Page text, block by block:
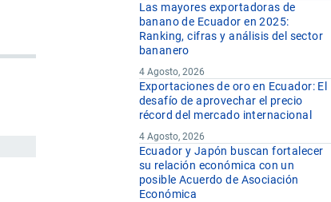
Las mayores exportadoras de
banano de Ecuador en 2025:
Ranking, cifras y análisis del sector
bananero
4 Agosto, 2026
Exportaciones de oro en Ecuador: El
desafío de aprovechar el precio
récord del mercado internacional
4 Agosto, 2026
Ecuador y Japón buscan fortalecer
su relación económica con un
posible Acuerdo de Asociación
Económica